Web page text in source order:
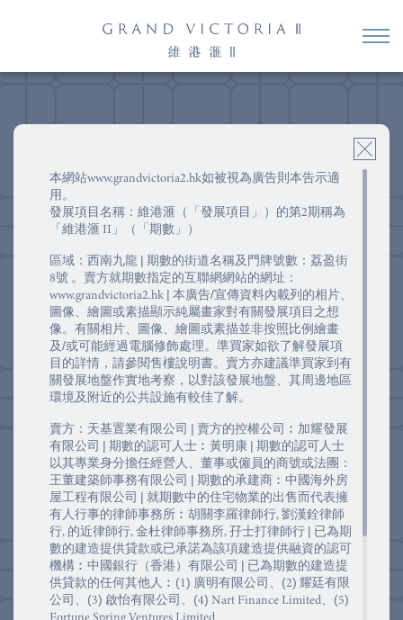
本網站www.grandvictoria2.hk如被視為廣告則本告示適
用。
發展項目名稱：維港滙（「發展項目」）的第2期稱為
「維港滙 II」（「期數」）
區域：西南九龍 | 期數的街道名稱及門牌號數：荔盈街
8號 。賣方就期數指定的互聯網網站的網址：
www.grandvictoria2.hk | 本廣告/宣傳資料內載列的相片、
圖像、繪圖或素描顯示純屬畫家對有關發展項目之想
像。有關相片、圖像、繪圖或素描並非按照比例繪畫
及/或可能經過電腦修飾處理。準買家如欲了解發展項
目的詳情，請參閱售樓說明書。賣方亦建議準買家到有
關發展地盤作實地考察，以對該發展地盤、其周邊地區
環境及附近的公共設施有較佳了解。
賣方：天基置業有限公司 | 賣方的控權公司︰加耀發展
有限公司 | 期數的認可人士︰黃明康 | 期數的認可人士
以其專業身分擔任經營人、董事或僱員的商號或法團：
王董建築師事務有限公司 | 期數的承建商︰中國海外房
屋工程有限公司 | 就期數中的住宅物業的出售而代表擁
有人行事的律師事務所︰胡關李羅律師行, 劉漢銓律師
行, 的近律師行, 金杜律師事務所, 孖士打律師行 | 已為期
數的建造提供貸款或已承諾為該項建造提供融資的認可
機構︰中國銀行（香港）有限公司 | 已為期數的建造提
供貸款的任何其他人︰(1) 廣明有限公司、(2) 耀廷有限
公司、(3) 啟怡有限公司、(4) Nart Finance Limited、(5)
Fortune Spring Ventures Limited